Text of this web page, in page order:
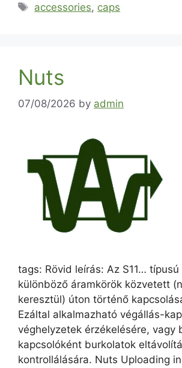
accessories, caps
Nuts
07/08/2026 by admin
tags: Rövid leírás: Az S11… típusú
különböző áramkörök közvetett
keresztül) úton történő
Ezáltal alkalmazható végállás-
véghelyzetek érzékelésére, vagy
kapcsolóként burkolatok
kontrollálására. Nuts Uploading